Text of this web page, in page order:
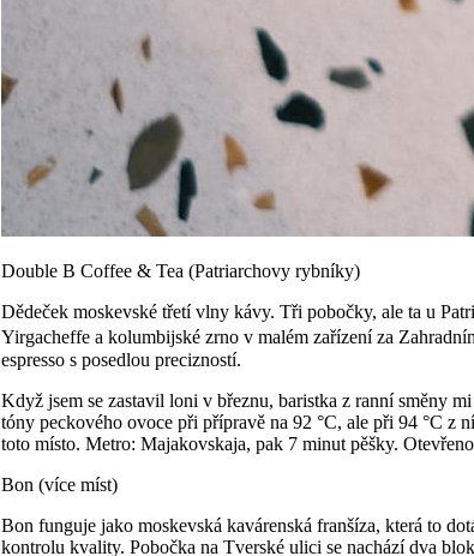
Double B Coffee & Tea (Patriarchovy rybníky)
Dědeček moskevské třetí vlny kávy. Tři pobočky, ale ta u
Yirgacheffe a kolumbijské zrno v malém zařízení za
espresso s posedlou precizností.
Když jsem se zastavil loni v březnu, baristka z ranní směny
tóny peckového ovoce při přípravě na 92 °C, ale při 94 °C z
toto místo. Metro: Majakovskaja, pak 7 minut pěšky.
Bon (více míst)
Bon funguje jako moskevská kavárenská franšíza, která to
kontrolu kvality. Pobočka na Tverské ulici se nachází dva